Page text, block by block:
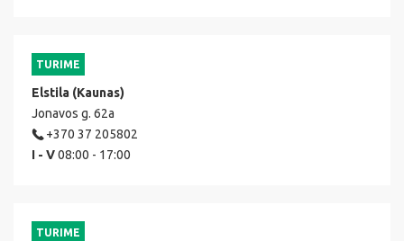
TURIME
Elstila (Kaunas)
Jonavos g. 62a
+370 37 205802
I - V08:00 - 17:00
TURIME